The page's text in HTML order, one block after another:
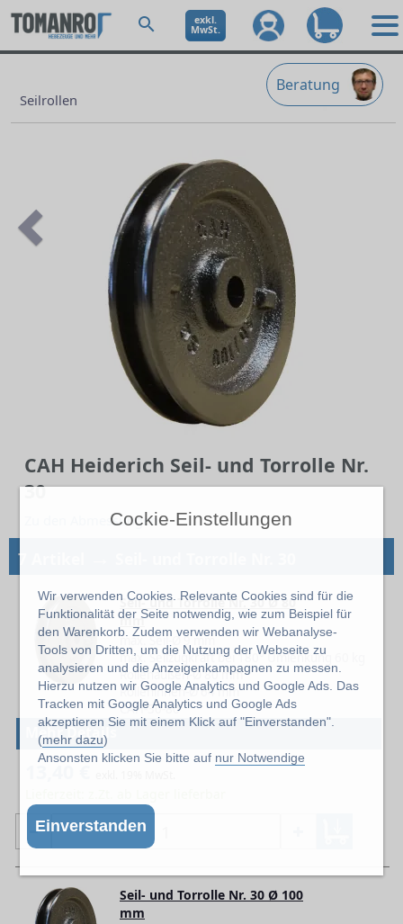
Cockie-Einstellungen
Wir verwenden Cookies. Relevante Cookies sind für die
Funktionalität der Seite notwendig, wie zum Beispiel für
den Warenkorb. Zudem verwenden wir Webanalyse-
Tools von Dritten, um die Nutzung der Webseite zu
analysieren und die Anzeigenkampagnen zu messen.
Hierzu nutzen wir Google Analytics und Google Ads. Das
Tracken mit Google Analytics und Google Ads
akzeptieren Sie mit einem Klick auf "Einverstanden".
(mehr dazu)
Ansonsten klicken Sie bitte auf nur Notwendige
Einverstanden
exkl.
MwSt.
Beratung
Seilrollen
CAH Heiderich Seil- und Torrolle Nr.
30
Zu den Abmessungen
7 Artikel
Seil- und Torrolle Nr. 30 Ø 80
mm
max. Seil-Ø 9 mm
max. Seilzugkraft bei 180° Umlenkung 60 kg
Rollenaußen-Ø 80 mm
Rolleninnen-Ø 64 mm
CAH-30-80
Mehr Details
Seil- und Torrolle Nr. 30 Ø 100
mm